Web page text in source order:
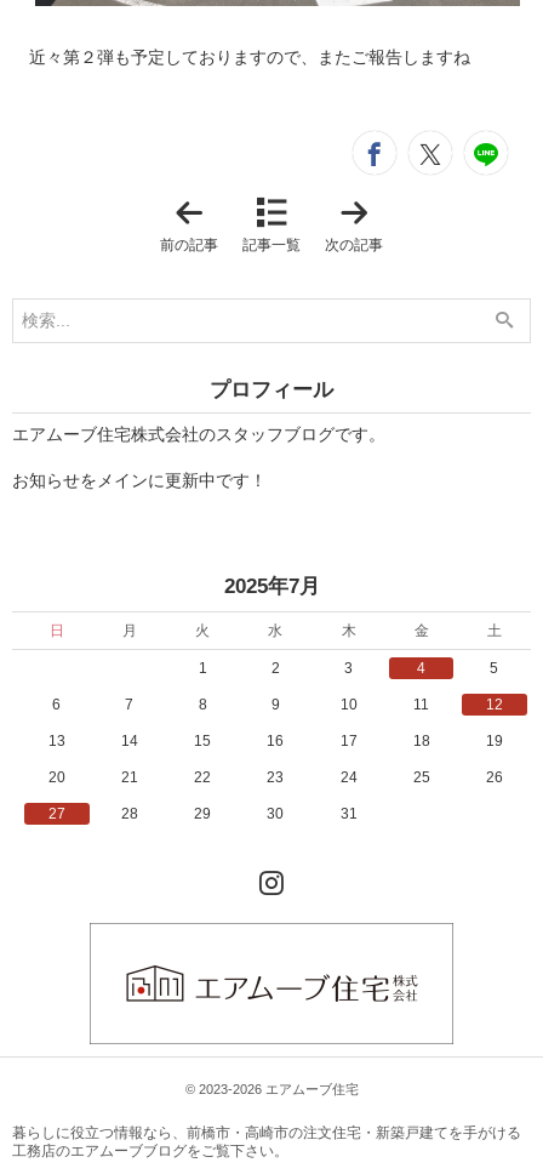
近々第２弾も予定しておりますので、またご報告しますね
entry455シ
前の記事 記事一覧
」
次の記事
プロフィール
エアムーブ住宅株式会社のスタッフブログです。
お知らせをメインに更新中です！
2025年7月
日 月 火 水 木 金 土
1 2 3 4 5
6 7 8 9 10 11 12
13 14 15 16 17 18 19
20 21 22 23 24 25 26
27 28 29 30 31
© 2023-2026 エアムーブ住宅
暮らしに役立つ情報なら、 前橋市・高崎市の注文住宅・新築戸建てを手がける
工務店のエアムーブブログをご覧下さい。